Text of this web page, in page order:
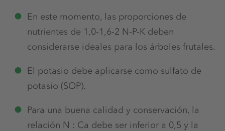
En este momento, las proporciones de
nutrientes de 1,0-1,6-2 N-P-K deben
considerarse ideales para los árboles frutales.
El potasio debe aplicarse como sulfato de
potasio (SOP).
Para una buena calidad y conservación, la
relación N : Ca debe ser inferior a 0,5 y la